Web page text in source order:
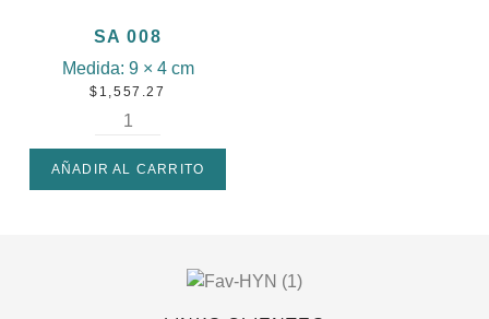
SA 008
Medida: 9 × 4 cm
$ 1,557.27
AÑADIR AL CARRITO